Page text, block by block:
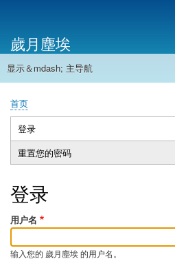
主
内
帐
户
菜
单
歲月塵埃
主
航
显示＆mdash; 主导航
首页
面
包
屑
首页
主
标
登录
动
标
重置您的密码
登录
用户名
输入您的 歲月塵埃 的用户名。